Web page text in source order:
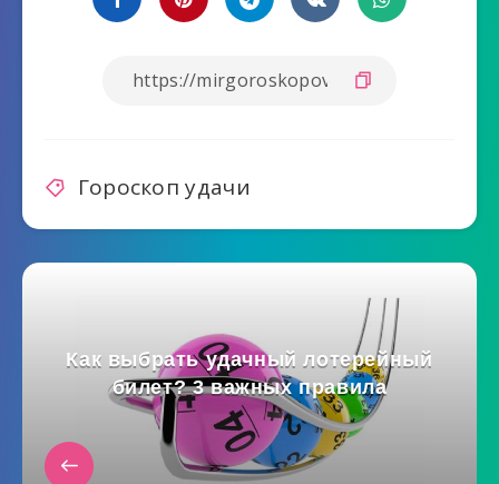
Гороскоп удачи
Как выбрать удачный лотерейный
билет? 3 важных правила